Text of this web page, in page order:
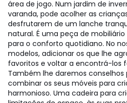
área de jogo. Num jardim de
varanda, pode acolher as
desfrutarem de um lanche
natural. É uma peça de
para o conforto quotidiano. No
modelos, adicionar os que lhe
favoritos e voltar a encontrá-los
Também lhe daremos
combinar os seus móveis para
harmonioso. Uma cadeira para